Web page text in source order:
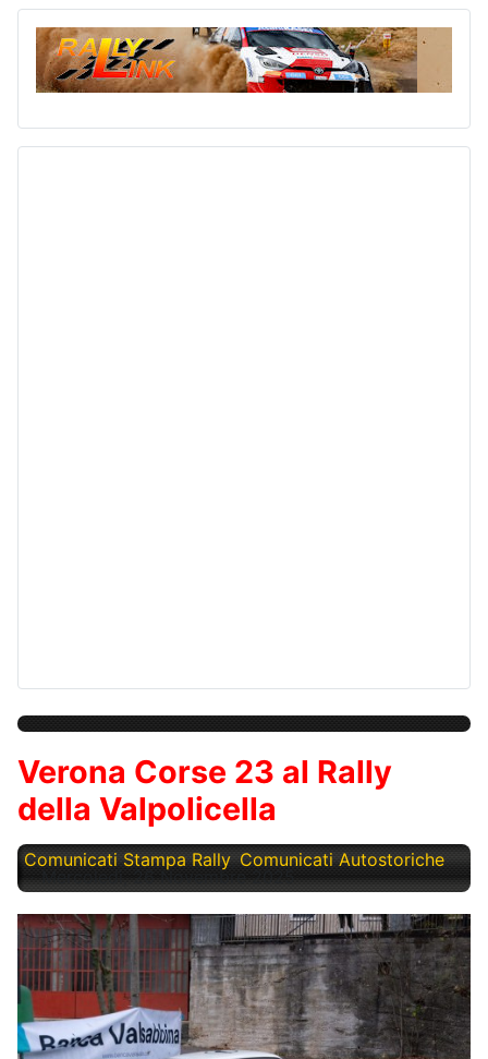
Verona Corse 23 al Rally
della Valpolicella
Comunicati Stampa Rally Comunicati Autostoriche
Mercoledì, 26 Novembre 2025